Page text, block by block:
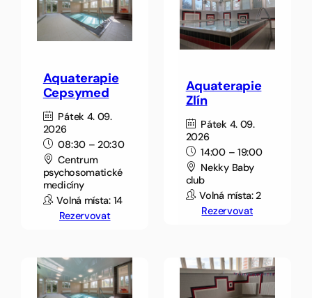
Aquaterapie
Cepsymed
Pátek 4. 09.
2026
08:30 – 20:30
Centrum
psychosomatické
medicíny
Volná místa: 14
Rezervovat
Aquaterapie
Zlín
Pátek 4. 09.
2026
14:00 – 19:00
Nekky Baby
club
Volná místa: 2
Rezervovat